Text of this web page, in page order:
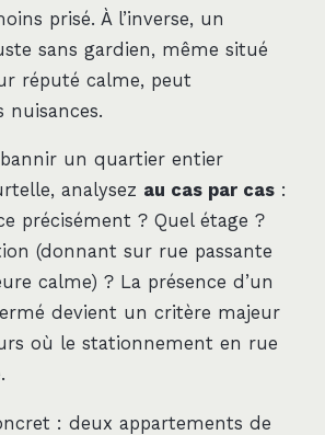
prisé. À l’inverse, un
sans gardien, même situé
réputé calme, peut
nuisances.
un quartier entier
analysez au cas par cas :
précisément ? Quel étage ?
(donnant sur rue passante
calme) ? La présence d’un
devient un critère majeur
où le stationnement en rue
: deux appartements de